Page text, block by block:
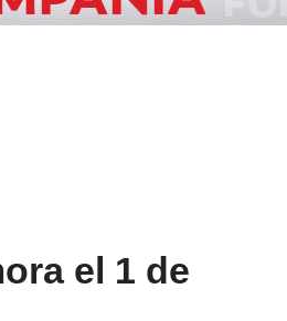
el 1 de